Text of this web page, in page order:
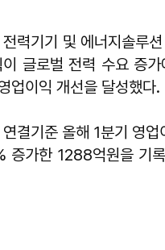
력기기 및 에너지솔루
이 글로벌 전력 수요 증
업이익 개선을 달성했다.
결기준 올해 1분기 영업
증가한 1288억원을 기